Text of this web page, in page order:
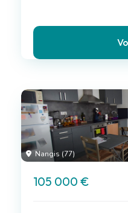
Nangis (77)
105 000 €